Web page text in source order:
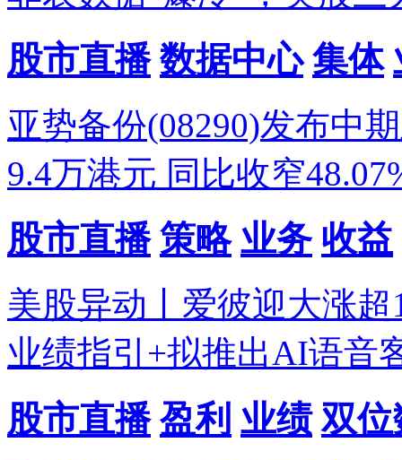
股市直播 数据中心 集体
亚势备份(08290)发布中
9.4万港元 同比收窄
股市直播 策略 业务 收益
美股异动丨爱彼迎大涨
业绩指引+拟推出AI语音
股市直播 盈利 业绩 双位